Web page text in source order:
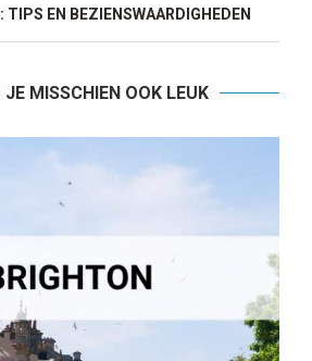
TIPS EN BEZIENSWAARDIGHEDEN
JE MISSCHIEN OOK LEUK